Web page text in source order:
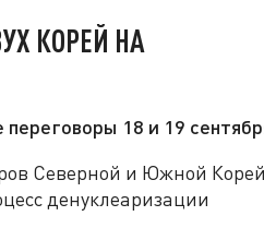
КОРЕЙ НА
18 и 19
Северной и Южной
денуклеаризации